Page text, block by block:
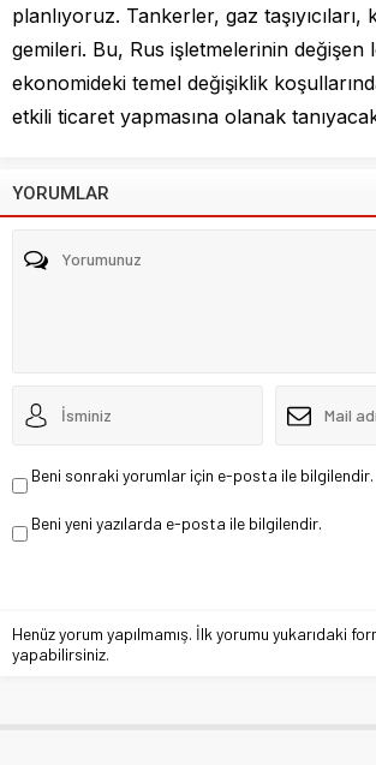
planlıyoruz. Tankerler, gaz
gemileri. Bu, Rus işletmelerinin değişen
ekonomideki temel değişiklik
etkili ticaret yapmasına olanak
YORUMLAR
Beni sonraki yorumlar için e-posta ile bilgilendir.
Beni yeni yazılarda e-posta ile bilgilendir.
Henüz yorum yapılmamış. İlk yorumu yukarıdaki
yapabilirsiniz.